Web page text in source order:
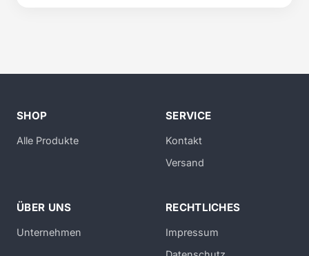
SHOP
Alle Produkte
SERVICE
Kontakt
Versand
ÜBER UNS
Unternehmen
RECHTLICHES
Impressum